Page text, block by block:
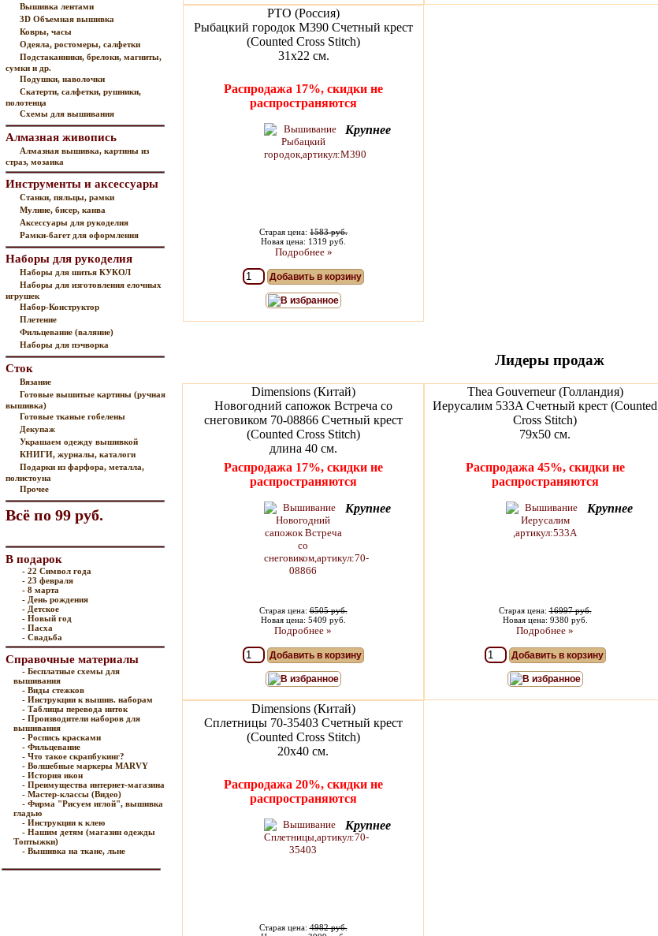
Вышивка лентами
3D Объемная вышивка
Ковры, часы
Одеяла, ростомеры, салфетки
Подстаканники, брелоки, магниты,
сумки и др.
Подушки, наволочки
Скатерти, салфетки, рушники,
полотенца
Схемы для вышивания
Алмазная живопись
Алмазная вышивка, картины из
страз, мозаика
Инструменты и аксессуары
Станки, пяльцы, рамки
Мулине, бисер, канва
Аксессуары для рукоделия
Рамки-багет для оформления
Наборы для рукоделия
Наборы для шитья КУКОЛ
Наборы для изготовления елочных
игрушек
Набор-Конструктор
Плетение
Фильцевание (валяние)
Наборы для пэчворка
Сток
Вязание
Готовые вышитые картины (ручная
вышивка)
Готовые тканые гобелены
Декупаж
Украшаем одежду вышивкой
КНИГИ, журналы, каталоги
Подарки из фарфора, металла,
полистоуна
Прочее
Всё по 99 руб.
В подарок
- 22 Символ года
- 23 февраля
- 8 марта
- День рождения
- Детское
- Новый год
- Пасха
- Свадьба
Справочные материалы
- Бесплатные схемы для
вышивания
- Виды стежков
- Инструкции к вышив. наборам
- Таблицы перевода ниток
- Производители наборов для
вышивания
- Роспись красками
- Фильцевание
- Что такое скрапбукинг?
- Волшебные маркеры MARVY
- История икон
- Преимущества интернет-магазина
- Мастер-классы (Видео)
- Фирма "Рисуем иглой", вышивка
гладью
- Инструкции к клею
- Нашим детям (магазин одежды
Топтыжки)
- Вышивка на ткане, льне
РТО (Россия)
Рыбацкий городок M390 Счетный крест
(Counted Cross Stitch)
31x22 см.
Распродажа 17%, скидки не
распространяются
Крупнее
Старая цена: 1583 руб.
Новая цена: 1319 руб.
Подробнее »
Добавить в корзину
В избранное
Лидеры продаж
Dimensions (Китай)
Новогодний сапожок Встреча со
снеговиком 70-08866 Счетный крест
(Counted Cross Stitch)
длина 40 см.
Распродажа 17%, скидки не
распространяются
Крупнее
Старая цена:6505 руб.
Новая цена: 5409 руб.
Подробнее »
Добавить в корзину
В избранное
Thea Gouverneur (Голландия)
Иерусалим 533A Счетный крест (Counted
Cross Stitch)
79х50 см.
Распродажа 45%, скидки не
распространяются
Крупнее
Старая цена:16997 руб.
Новая цена: 9380 руб.
Подробнее »
Добавить в корзину
В избранное
Dimensions (Китай)
Сплетницы 70-35403 Счетный крест
(Counted Cross Stitch)
20х40 см.
Распродажа 20%, скидки не
распространяются
Крупнее
Старая цена:4982 руб.